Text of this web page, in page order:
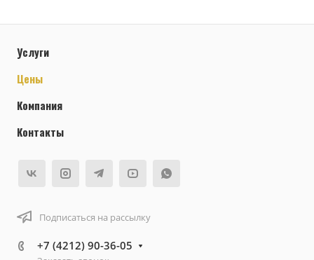
Услуги
Цены
Компания
Контакты
Подписаться на рассылку
+7 (4212) 90-36-05